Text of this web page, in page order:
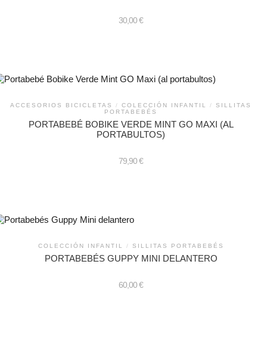
30,00€
ACCESORIOS BICICLETAS / COLECCIÓN INFANTIL /
SILLITAS
PORTABEBÉS
PORTABEBÉ BOBIKE VERDE MINT GO MAXI (AL
PORTABULTOS)
79,90€
COLECCIÓN INFANTIL / SILLITAS PORTABEBÉS
PORTABEBÉS GUPPY MINI DELANTERO
60,00€